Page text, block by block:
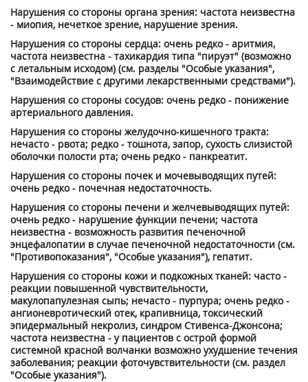
Нарушения со стороны органа зрения: частота неизвестна
- миопия, нечеткое зрение, нарушение зрения.
Нарушения со стороны сердца: очень редко - аритмия,
частота неизвестна - тахикардия типа "пируэт" (возможно
с летальным исходом) (см. разделы "Особые указания",
"Взаимодействие с другими лекарственными средствами").
Нарушения со стороны сосудов: очень редко - понижение
артериального давления.
Нарушения со стороны желудочно-кишечного тракта:
нечасто - рвота; редко - тошнота, запор, сухость слизистой
оболочки полости рта; очень редко - панкреатит.
Нарушения со стороны почек и мочевыводящих путей:
очень редко - почечная недостаточность.
Нарушения со стороны печени и желчевыводящих путей:
очень редко - нарушение функции печени; частота
неизвестна - возможность развития печеночной
энцефалопатии в случае печеночной недостаточности (см.
"Противопоказания", "Особые указания"), гепатит.
Нарушения со стороны кожи и подкожных тканей: часто -
реакции повышенной чувствительности,
макулопапулезная сыпь; нечасто - пурпура; очень редко -
ангионевротический отек, крапивница, токсический
эпидермальный некролиз, синдром Стивенса-Джонсона;
частота неизвестна - у пациентов с острой формой
системной красной волчанки возможно ухудшение течения
заболевания; реакции фоточувствительности (см. раздел
"Особые указания").